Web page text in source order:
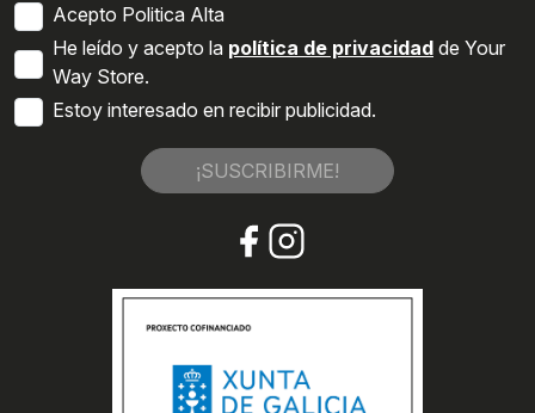
Acepto Politica Alta
He leído y acepto la política de privacidad de Your
Way Store.
Estoy interesado en recibir publicidad.
¡SUSCRIBIRME!